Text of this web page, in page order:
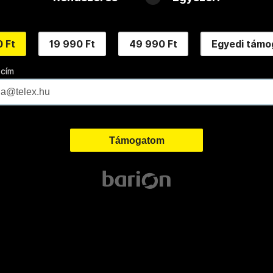
Ft 19 990 Ft 49 990 Ft Egyedi